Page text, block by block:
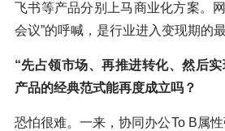
飞书等产品分别上马商业化方案。
会议”的呼喊，是行业进入变现期的最
“先占领市场、再推进转化、然后
产品的经典范式能再度成立吗？
恐怕很难。一来，协同办公To B属